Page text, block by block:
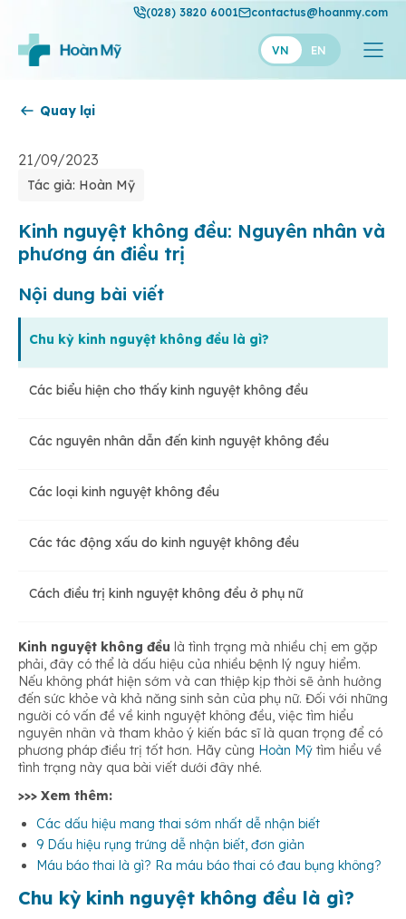
(028) 3820 6001 contactus@hoanmy.com
VN EN
Thuận Mỹ
Quay lại
21/09/2023
Tác giả: Hoàn Mỹ
Kinh nguyệt không đều: Nguyên nhân và
phương án điều trị
Nội dung bài viết
Chu kỳ kinh nguyệt không đều là gì?
Các biểu hiện cho thấy kinh nguyệt không đều
Các nguyên nhân dẫn đến kinh nguyệt không đều
Các loại kinh nguyệt không đều
Các tác động xấu do kinh nguyệt không đều
Cách điều trị kinh nguyệt không đều ở phụ nữ
Kinh nguyệt không đều là tình trạng mà nhiều chị em gặp
phải, đây có thể là dấu hiệu của nhiều bệnh lý nguy hiểm.
Nếu không phát hiện sớm và can thiệp kịp thời sẽ ảnh hưởng
đến sức khỏe và khả năng sinh sản của phụ nữ. Đối với những
người có vấn đề về kinh nguyệt không đều, việc tìm hiểu
nguyên nhân và tham khảo ý kiến bác sĩ là quan trọng để có
phương pháp điều trị tốt hơn. Hãy cùng Hoàn Mỹ tìm hiểu về
tình trạng này qua bài viết dưới đây nhé.
>>> Xem thêm:
Các dấu hiệu mang thai sớm nhất dễ nhận biết
9 Dấu hiệu rụng trứng dễ nhận biết, đơn giản
Máu báo thai là gì? Ra máu báo thai có đau bụng không?
Chu kỳ kinh nguyệt không đều là gì?